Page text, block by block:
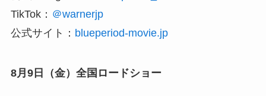
TikTok： ＠warnerjp
公式サイト： blueperiod-movie.jp
8月9日（金）全国ロードショー